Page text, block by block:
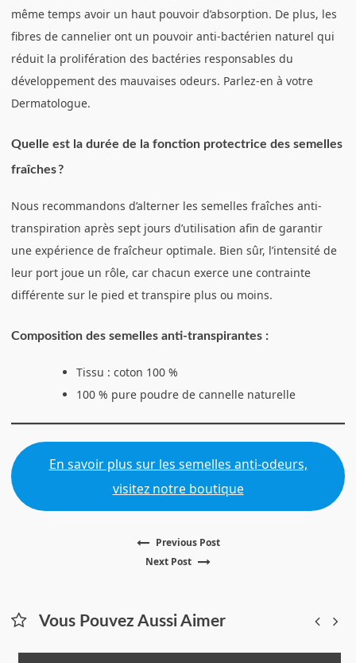
même temps avoir un haut pouvoir d’absorption. De plus, les
fibres de cannelier ont un pouvoir anti-bactérien naturel qui
réduit la prolifération des bactéries responsables du
développement des mauvaises odeurs. Parlez-en à votre
Dermatologue.
Quelle est la durée de la fonction protectrice des semelles
fraîches ?
Nous recommandons d’alterner les semelles fraîches anti-
transpiration après sept jours d’utilisation afin de garantir
une expérience de fraîcheur optimale. Bien sûr, l’intensité de
leur port joue un rôle, car chacun exerce une contrainte
différente sur le pied et transpire plus ou moins.
Composition des semelles anti-transpirantes :
Tissu : coton 100 %
100 % pure poudre de cannelle naturelle
En savoir plus sur les semelles anti-odeurs,
visitez notre boutique
l’article
Previous PostPrevious
Next Post
Next
Vous Pouvez Aussi Aimer